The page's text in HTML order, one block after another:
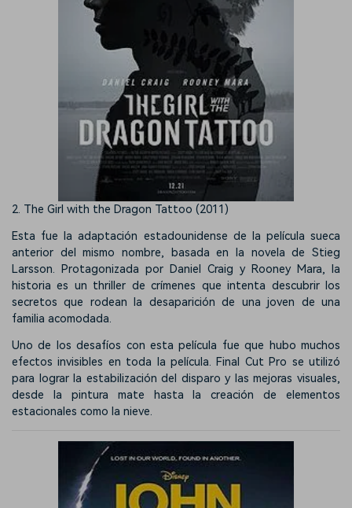
2. The Girl with the Dragon Tattoo (2011)
Esta fue la adaptación estadounidense de la película sueca
anterior del mismo nombre, basada en la novela de Stieg
Larsson. Protagonizada por Daniel Craig y Rooney Mara, la
historia es un thriller de crímenes que intenta descubrir los
secretos que rodean la desaparición de una joven de una
familia acomodada.
Uno de los desafíos con esta película fue que hubo muchos
efectos invisibles en toda la película. Final Cut Pro se utilizó
para lograr la estabilización del disparo y las mejoras visuales,
desde la pintura mate hasta la creación de elementos
estacionales como la nieve.